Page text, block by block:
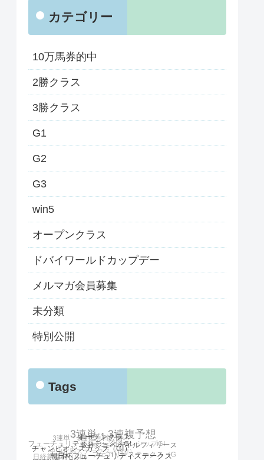
カテゴリー
10万馬券的中
2勝クラス
3勝クラス
G1
G2
G3
win5
オープンクラス
ドバイワールドカップデー
メルマガ会員募集
未分類
特別公開
Tags